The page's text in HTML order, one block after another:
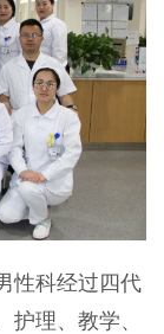
性科经过四代
护理、教学、